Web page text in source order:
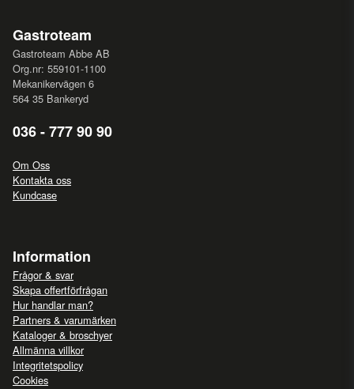
Gastroteam
Gastroteam Abbe AB
Org.nr: 559101-1100
Mekanikervägen 6
564 35 Bankeryd
036 - 777 90 90
Om Oss
Kontakta oss
Kundcase
Information
Frågor & svar
Skapa offertförfrågan
Hur handlar man?
Partners & varumärken
Kataloger & broschyer
Allmänna villkor
Integritetspolicy
Cookies